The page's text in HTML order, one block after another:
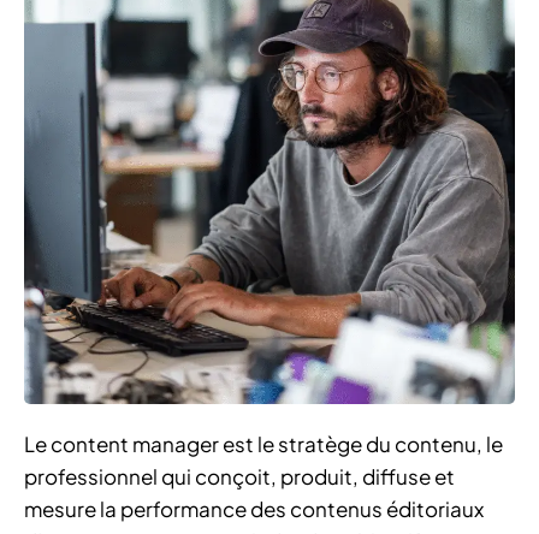
Le content manager est le stratège du contenu, le
professionnel qui conçoit, produit, diffuse et
mesure la performance des contenus éditoriaux